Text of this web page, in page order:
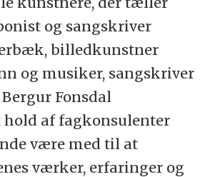
og sangskriver
billedkunstner
og musiker, sangskriver
Fonsdal
hold af fagkonsulenter
være med til at
værker, erfaringer og